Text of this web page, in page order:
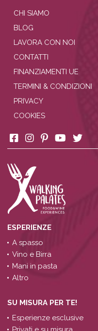
CHI SIAMO
BLOG
LAVORA CON NOI
CONTATTI
FINANZIAMENTI UE
TERMINI & CONDIZIONI
PRIVACY
COOKIES
ESPERIENZE
A spasso
Vino e Birra
Mani in pasta
Altro
SU MISURA PER TE!
Esperienze esclusive